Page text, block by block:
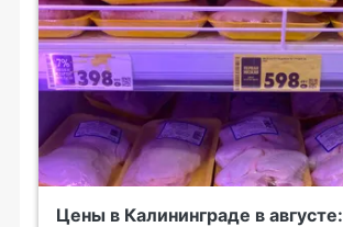
Цены в Калининграде в августе: